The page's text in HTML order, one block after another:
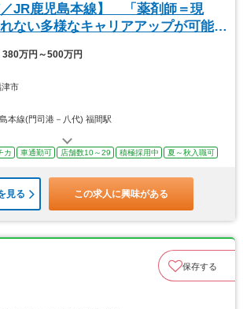
／JR鹿児島本線】 「薬剤師＝現
ない多様なキャリアアップが可能で
380万円～500万円
津市
島本線(門司港－八代) 福間駅
カ 車通勤可 店舗数10～29 積極採用中 夏～秋入職可
見る この求人に興味がある
保存する